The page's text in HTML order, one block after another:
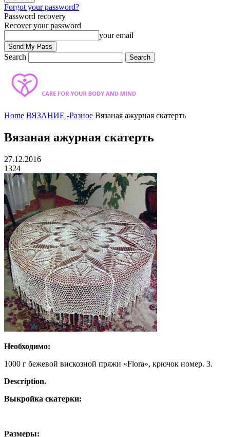
Forgot your password?
Password recovery
Recover your password
your email
Search
Home ВЯЗАНИЕ -Разное Вязаная ажурная скатерть
Вязаная ажурная скатерть
27.12.2016
1324
Необходимо:
1000 г бежевой вискозной пряжи «Flora», крючок номер. 3.
Description.
Выкройка скатерки:
Размеры: